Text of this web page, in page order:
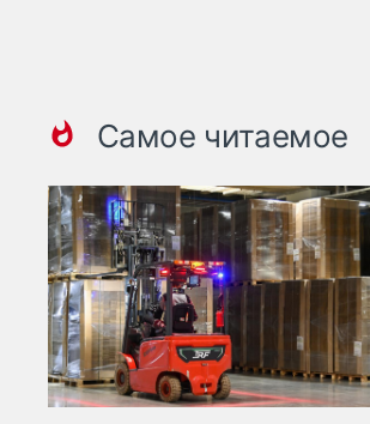
Самое читаемое